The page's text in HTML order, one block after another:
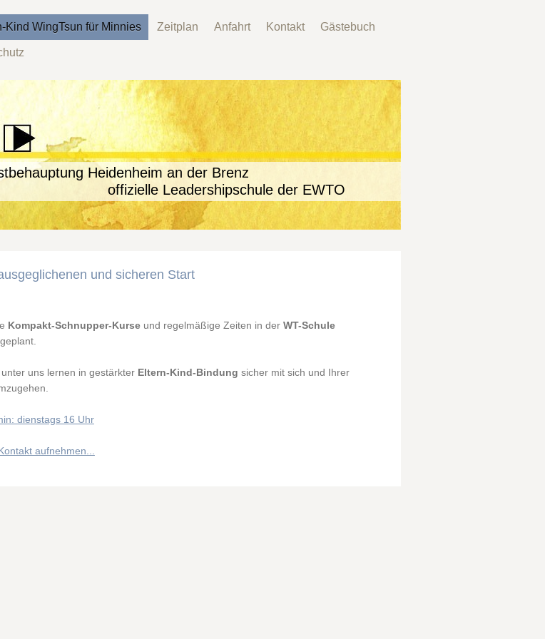
Kind WingTsun für Minnies Zeitplan Anfahrt Kontakt Gästebuch
Heidenheim an der Brenz
der EWTO
und sicheren Start
Kompakt-Schnupper-Kurseund regelmäßige Zeiten in der WT-Schule
uns lernen in gestärkter Eltern-Kind-Bindung sicher mit sich und Ihrer
dienstags 16 Uhr
aufnehmen...